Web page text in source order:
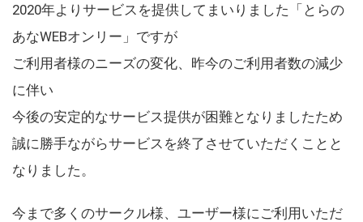
2020年よりサービスを提供してまいりました「とらの
あなWEBオンリー」ですが
ご利用者様のニーズの変化、昨今のご利用者数の減少
に伴い
今後の安定的なサービス提供が困難となりましたため
誠に勝手ながらサービスを終了させていただくことと
なりました。
今まで多くのサークル様、ユーザー様にご利用いただ